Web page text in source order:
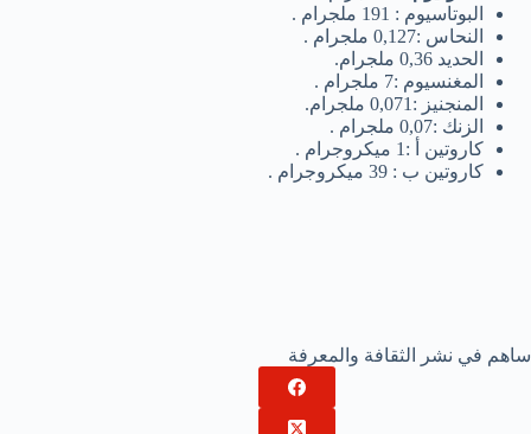
البوتاسيوم : 191 ملجرام .
النحاس :0,127 ملجرام .
الحديد 0,36 ملجرام.
المغنسيوم :7 ملجرام .
المنجنيز :0,071 ملجرام.
الزنك :0,07 ملجرام .
كاروتين أ :1 ميكروجرام .
كاروتين ب : 39 ميكروجرام .
ساهم في نشر الثقافة والمعرفة